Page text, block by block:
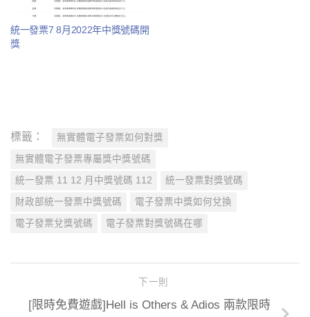
統一發票7 8月2022年中獎號碼開
獎
標籤： 無實體電子發票如何對獎
無實體電子發票專屬獎中獎號碼
統一發票 11 12 月中獎號碼 112 統一發票對獎號碼
財政部統一發票中獎號碼 電子發票中獎如何兌換
電子發票兌獎號碼 電子發票對獎號碼在哪
下一則
[限時免費遊戲]Hell is Others & Adios 兩款限時